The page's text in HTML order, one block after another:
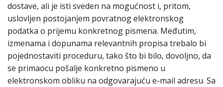
dostave, ali je isti sveden na mogućnost i, pritom,
uslovljen postojanjem povratnog elektronskog
podatka o prijemu konkretnog pismena. Međutim,
izmenama i dopunama relevantnih propisa trebalo bi
pojednostaviti proceduru, tako što bi bilo, dovoljno, da
se primaocu pošalje konkretno pismeno u
elektronskom obliku na odgovarajuću e-mail adresu. Sa